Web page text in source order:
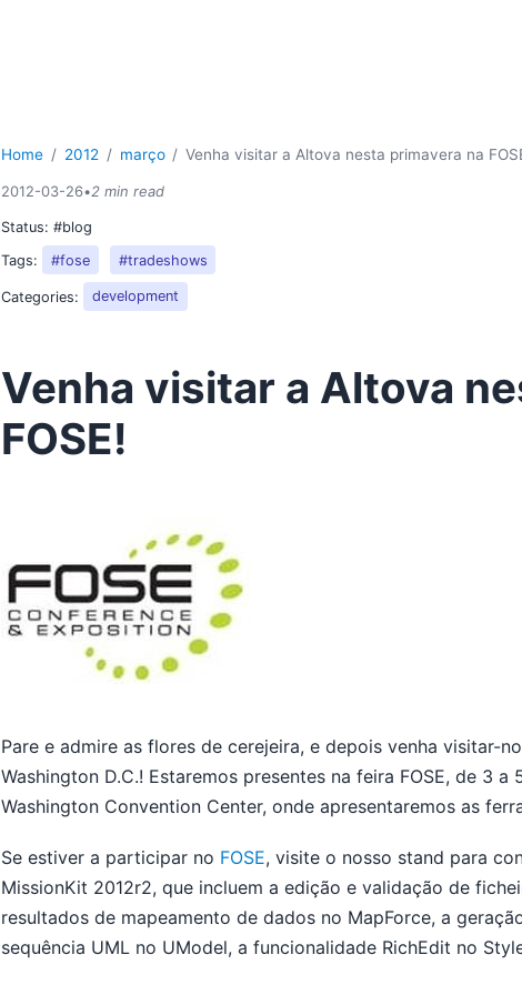
Home 2012 março Venha visitar a Altova nesta primavera na
2012-03-26•2 min read
Status:#blog
Tags:
#fose #tradeshows
Categories: development
Venha visitar a Altova
FOSE!
Pare e admire as flores de cerejeira, e depois venha visitar-
Washington D.C.! Estaremos presentes na feira FOSE, de 3
Washington Convention Center, onde apresentaremos as
Se estiver a participar no FOSE, visite o nosso stand para
MissionKit 2012r2, que incluem a edição e validação de
resultados de mapeamento de dados no MapForce, a
sequência UML no UModel, a funcionalidade RichEdit no